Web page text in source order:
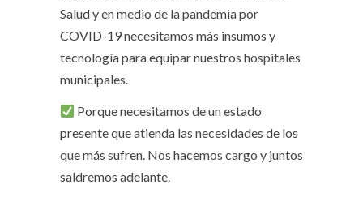
Salud y en medio de la pandemia por
COVID-19 necesitamos más insumos y
tecnología para equipar nuestros hospitales
municipales.
Porque necesitamos de un estado
presente que atienda las necesidades de los
que más sufren. Nos hacemos cargo y juntos
saldremos adelante.